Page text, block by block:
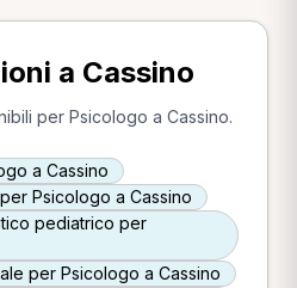
a Cassino
per Psicologo a Cassino.
a Cassino
Psicologo a Cassino
pediatrico per
per Psicologo a Cassino